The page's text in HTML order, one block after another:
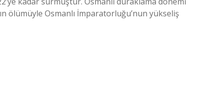
ölümüyle Osmanlı İmparatorluğu’nun yükseliş